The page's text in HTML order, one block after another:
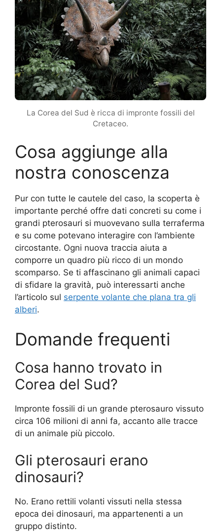
La Corea del Sud è ricca di impronte fossili del
Cretaceo.
Cosa aggiunge alla
nostra conoscenza
Pur con tutte le cautele del caso, la scoperta è
importante perché offre dati concreti su come i
grandi pterosauri si muovevano sulla terraferma
e su come potevano interagire con l’ambiente
circostante. Ogni nuova traccia aiuta a
comporre un quadro più ricco di un mondo
scomparso. Se ti affascinano gli animali capaci
di sfidare la gravità, può interessarti anche
l’articolo sul serpente volante che plana tra gli
alberi.
Domande frequenti
Cosa hanno trovato in
Corea del Sud?
Impronte fossili di un grande pterosauro vissuto
circa 106 milioni di anni fa, accanto alle tracce
di un animale più piccolo.
Gli pterosauri erano
dinosauri?
No. Erano rettili volanti vissuti nella stessa
epoca dei dinosauri, ma appartenenti a un
gruppo distinto.